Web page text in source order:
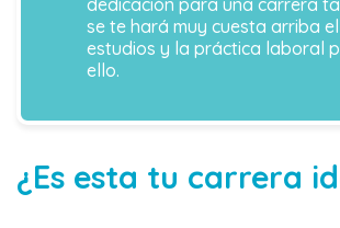
dedicación para una carrera
se te hará muy cuesta arriba
estudios y la práctica laboral
ello.
¿Es esta tu carrera